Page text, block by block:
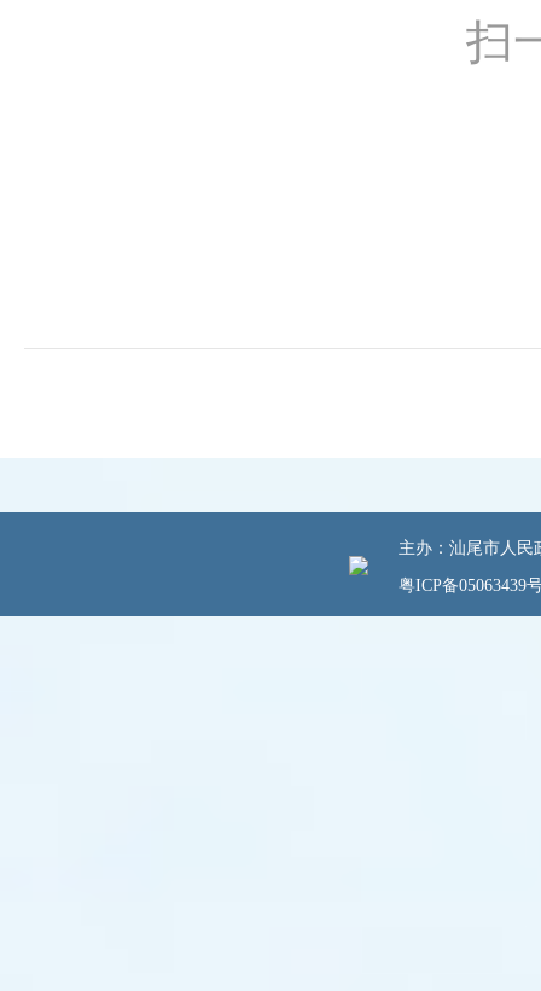
扫
主办：汕尾市人民
粤ICP备05063439